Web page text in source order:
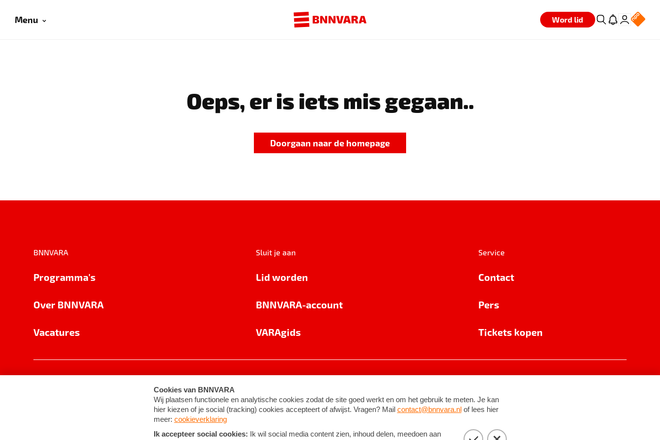
Menu Word lid
Oeps, er is iets mis gegaan..
Doorgaan naar de homepage
BNNVARA
Programma's
Over BNNVARA
Vacatures
Sluit je aan
Lid worden
BNNVARA-account
VARAgids
Service
Contact
Pers
Tickets kopen
Cookie-instellingen Algemene voorwaarden ©2026BNNVARA